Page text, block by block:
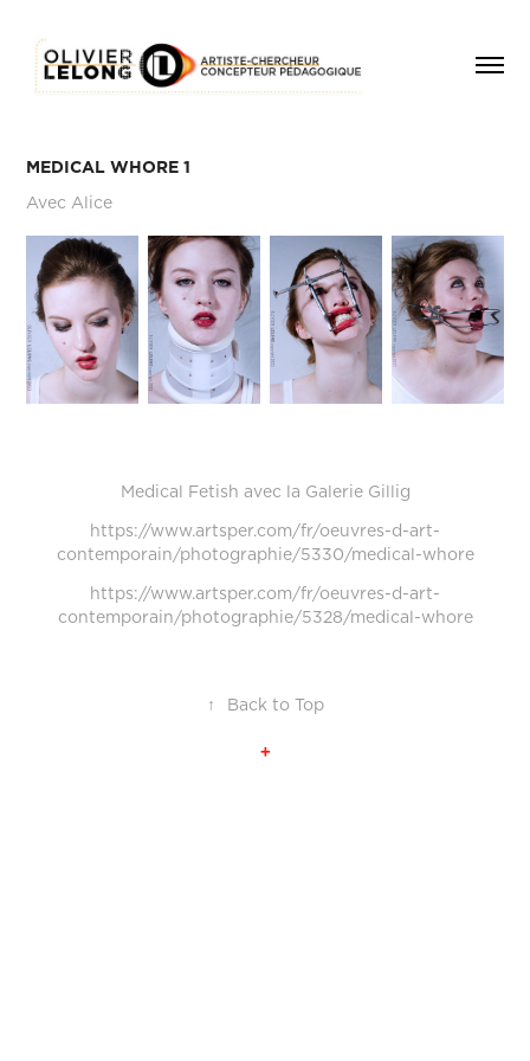
MEDICAL WHORE 1
Avec Alice
Medical Fetish avec la Galerie Gillig
https://www.artsper.com/fr/oeuvres-d-art-
contemporain/photographie/5330/medical-whore
https://www.artsper.com/fr/oeuvres-d-art-
contemporain/photographie/5328/medical-whore
↑ Back to Top
+